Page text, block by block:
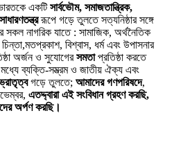
একটিসার্বভৌম, সমাজতান্ত্রিক,
রূপে গড়ে তুলতে সত্যনিষ্ঠার সঙ্গে
নাগরিক যাতে : সামাজিক, অর্থনৈতিক
বিশ্বাস, ধর্ম এবং উপাসনার
অর্জন ও সুযোগেরসমতাপ্রতিষ্ঠা করতে
ব্যক্তি-সম্ভ্রম ও জাতীয় ঐক্য এবং
গড়ে তুলতে; আমাদের গণপরিষদে,
এতদ্দ্বারা এই সংবিধান গ্রহণ করছি,
অর্পণ করছি।